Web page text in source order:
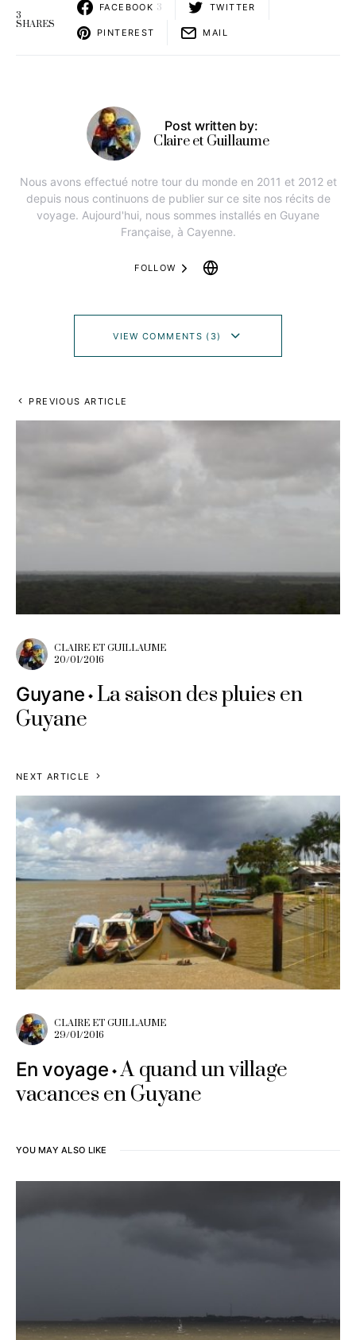
3
SHARES
FACEBOOK 3 TWITTER
PINTEREST MAIL
Post written by:
Claire et Guillaume
Nous avons effectué notre tour du monde en 2011 et 2012 et
depuis nous continuons de publier sur ce site nos récits de
voyage. Aujourd'hui, nous sommes installés en Guyane
Française, à Cayenne.
FOLLOW
VIEW COMMENTS (3)
PREVIOUS ARTICLE
CLAIRE ET GUILLAUME
20/01/2016
Guyane La saison des pluies en
Guyane
NEXT ARTICLE
CLAIRE ET GUILLAUME
29/01/2016
En voyage A quand un village
vacances en Guyane
YOU MAY ALSO LIKE